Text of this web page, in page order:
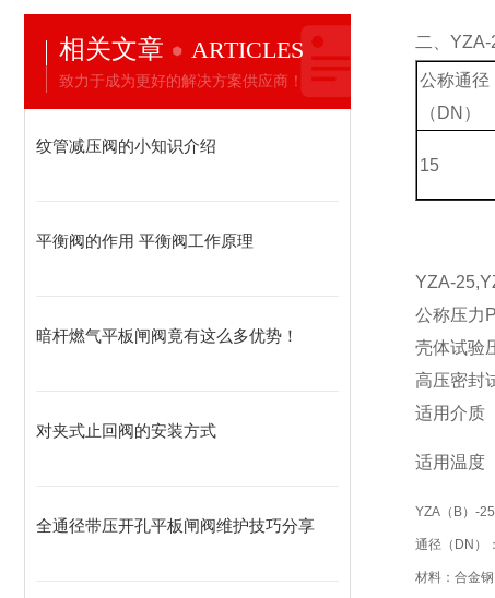
相关文章 ARTICLES
致力于成为更好的解决方案供应商！
纹管减压阀的小知识介绍
平衡阀的作用 平衡阀工作原理
暗杆燃气平板闸阀竟有这么多优势！
对夹式止回阀的安装方式
全通径带压开孔平板闸阀维护技巧分享
二、
公称通径
（DN）
15
YZA-
公称压力
壳体试验
高压密封
适用介质
适用温度
YZA（B）-
通径（DN）
材料：合金钢